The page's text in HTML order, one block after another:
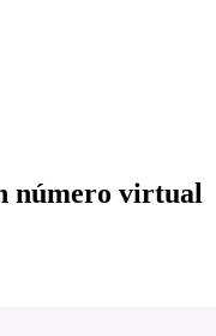
número virtual